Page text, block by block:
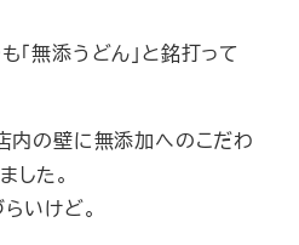
「無添うどん」と銘打って
内の壁に無添加へのこだわ
した。
いけど。